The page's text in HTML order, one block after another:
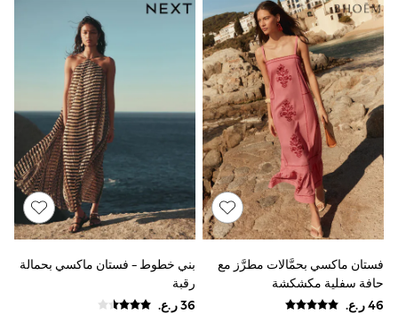
Coats & Jackets
Underwear
Socks
Multipacks
All Boys Sport & Swimwear
Trainers & Pumps
Swimwear
Tops
Shorts
Joggers
adidas
Nike
All Girls Schoolwear
Shoes
Dresses
Trousers
Skirts
Shirts
Polo Shirts
فستان ماكسي بحمَّالات مطرَّز مع
حافة سفلية مكشكشة
بني خطوط - فستان ماكسي بحمالة
رقبة